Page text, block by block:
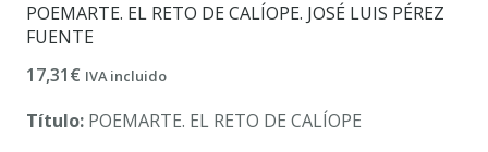
POEMARTE. EL RETO DE CALÍOPE. JOSÉ LUIS PÉREZ
FUENTE
17,31€ IVA incluido
Título: POEMARTE. EL RETO DE CALÍOPE